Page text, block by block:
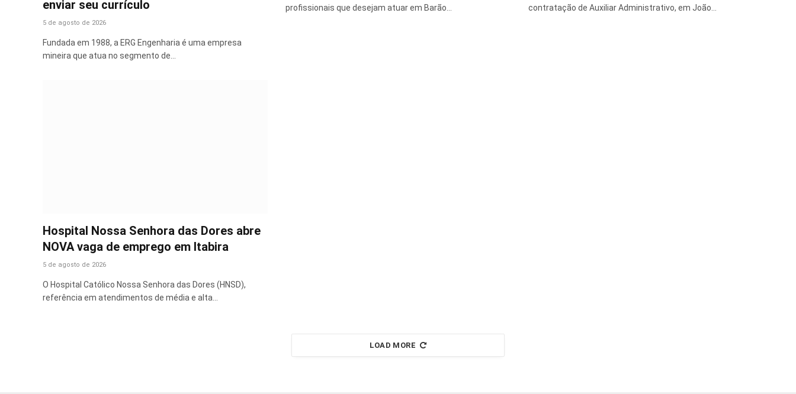
enviar seu currículo
5 de agosto de 2026
Fundada em 1988, a ERG Engenharia é uma empresa
mineira que atua no segmento de…
profissionais que desejam atuar em Barão…
contratação de Auxiliar Administrativo, em João…
Hospital Nossa Senhora das Dores abre
NOVA vaga de emprego em Itabira
5 de agosto de 2026
O Hospital Católico Nossa Senhora das Dores (HNSD),
referência em atendimentos de média e alta…
LOAD MORE